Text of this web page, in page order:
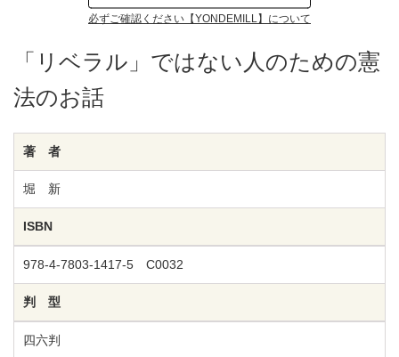
必ずご確認ください【YONDEMILL】について
「リベラル」ではない人のための憲
法のお話
著 者
堀 新
ISBN
978-4-7803-1417-5 C0032
判 型
四六判